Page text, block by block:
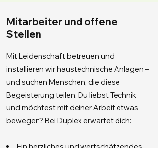
Mitarbeiter und offene
Stellen
Mit Leidenschaft betreuen und
installieren wir haustechnische Anlagen –
und suchen Menschen, die diese
Begeisterung teilen. Du liebst Technik
und möchtest mit deiner Arbeit etwas
bewegen? Bei Duplex erwartet dich: